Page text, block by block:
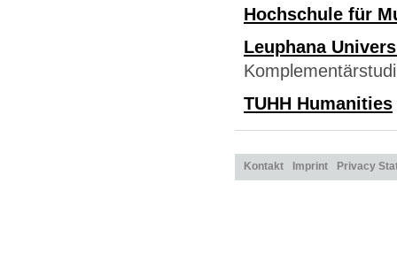
Hochschule für
Leuphana
TUHH Humanities
Kontakt Imprint Privacy